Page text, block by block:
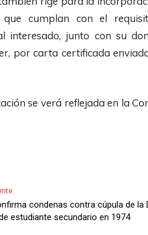
cumplan con el
interesado, junto con su
por carta certificada
se verá reflejada en la
condenas contra cúpula de la
estudiante secundario en 1974